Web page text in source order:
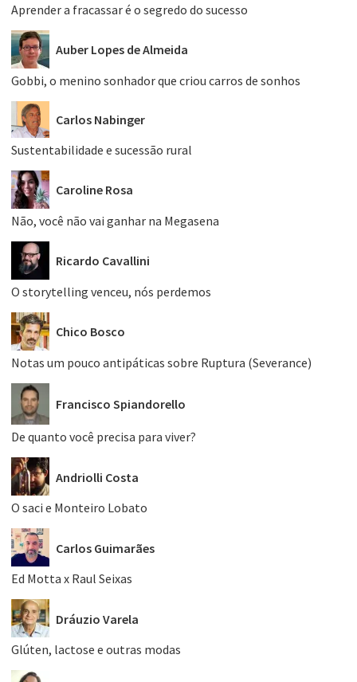
Aprender a fracassar é o segredo do sucesso
Auber Lopes de Almeida
Gobbi, o menino sonhador que criou carros de sonhos
Carlos Nabinger
Sustentabilidade e sucessão rural
Caroline Rosa
Não, você não vai ganhar na Megasena
Ricardo Cavallini
O storytelling venceu, nós perdemos
Chico Bosco
Notas um pouco antipáticas sobre Ruptura (Severance)
Francisco Spiandorello
De quanto você precisa para viver?
Andriolli Costa
O saci e Monteiro Lobato
Carlos Guimarães
Ed Motta x Raul Seixas
Dráuzio Varela
Glúten, lactose e outras modas